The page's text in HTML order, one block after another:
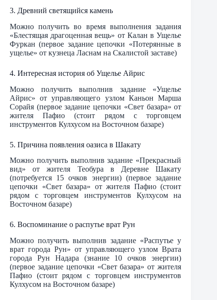
3. Древний светящийся камень
Можно получить во время выполнения задания
«Блестящая драгоценная вещь» от Калан в Ущелье
Фуркан (первое задание цепочки «Потерянные в
ущелье» от кузнеца Ласнам на Скалистой заставе)
4. Интересная история об Ущелье Айрис
Можно получить выполнив задание «Ущелье
Айрис» от управляющего узлом Каньон Марша
Сорайя (первое задание цепочки «Свет базара» от
жителя Пафио (стоит рядом с торговцем
инструментов Кулхусом на Восточном базаре)
5. Причина появления оазиса в Шакату
Можно получить выполнив задание «Прекрасный
вид» от жителя Теобура в Деревне Шакату
(потребуется 15 очков энергии) (первое задание
цепочки «Свет базара» от жителя Пафио (стоит
рядом с торговцем инструментов Кулхусом на
Восточном базаре)
6. Воспоминание о распутье врат Рун
Можно получить выполнив задание «Распутье у
врат города Рун» от управляющего узлом Врата
города Рун Надара (знание 10 очков энергии)
(первое задание цепочки «Свет базара» от жителя
Пафио (стоит рядом с торговцем инструментов
Кулхусом на Восточном базаре)